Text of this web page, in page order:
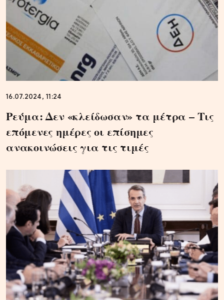
16.07.2024, 11:24
Ρεύμα: Δεν «κλείδωσαν» τα μέτρα – Τις
επόμενες ημέρες οι επίσημες
ανακοινώσεις για τις τιμές